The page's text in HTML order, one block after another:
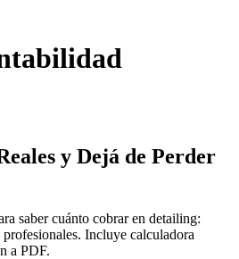
y Dejá de Perder
saber cuánto cobrar en detailing:
Incluye calculadora
a PDF.